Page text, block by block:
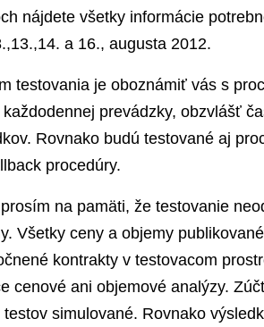
nájdete všetky informácie
a 16., augusta 2012.
testovania je oboznámiť vás s
prevádzky, obzvlášť
Rovnako budú testované aj
procedúry.
na pamäti, že testovanie
Všetky ceny a objemy
kontrakty v testovacom
cenové ani objemové analýzy.
testov simulované. Rovnako